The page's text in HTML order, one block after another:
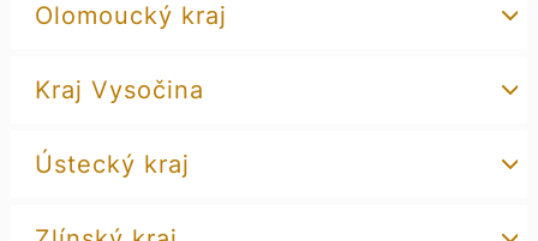
Olomoucký kraj
Kraj Vysočina
Ústecký kraj